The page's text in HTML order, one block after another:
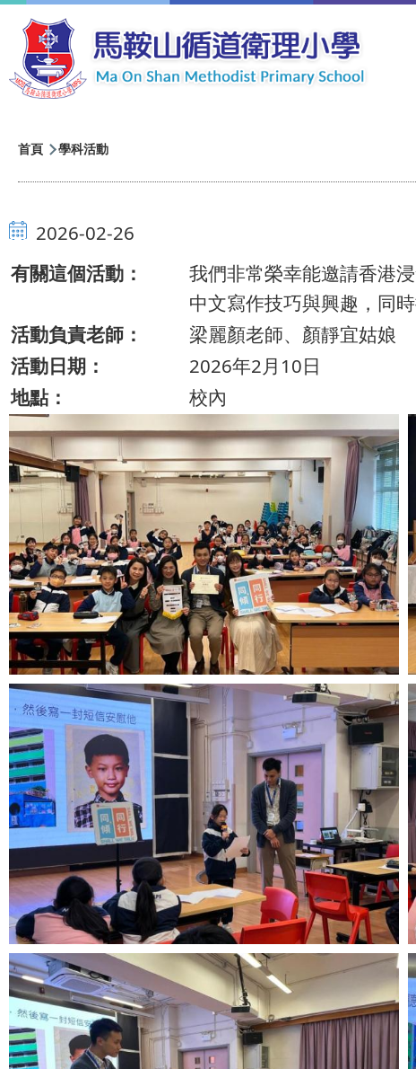
移至主內容
導
航
連
結
首頁 學科活動
2026-02-26
有關這個活動：
我們非常榮幸能邀請香港
中文寫作技巧與興趣，同
活動負責老師：
梁麗顏老師、顏靜宜姑娘
活動日期：
2026年2月10日
地點：
校內